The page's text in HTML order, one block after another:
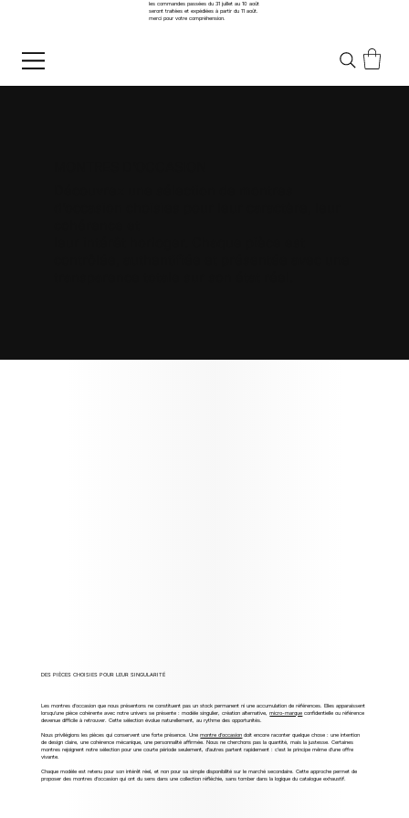
les commandes passées du 31 juillet au 10 août
seront traitées et expédiées à partir du 11 août.
merci pour votre compréhension.
DES PIÈCES CHOISIES POUR LEUR SINGULARITÉ
Les montres d’occasion que nous présentons ne constituent pas un stock permanent ni une accumulation de références. Elles apparaissent
lorsqu’une pièce cohérente avec notre univers se présente : modèle singulier, création alternative,micro-marque confidentielle ou référence
devenue difficile à retrouver. Cette sélection évolue naturellement, au rythme des opportunités.
Nous privilégions les pièces qui conservent une forte présence. Unemontre d’occasion doit encore raconter quelque chose : une intention
de design claire, une cohérence mécanique, une personnalité affirmée. Nous ne cherchons pas la quantité, mais la justesse. Certaines
montres rejoignent notre sélection pour une courte période seulement, d’autres partent rapidement : c’est le principe même d’une offre
vivante.
Chaque modèle est retenu pour son intérêt réel, et non pour sa simple disponibilité sur le marché secondaire. Cette approche permet de
proposer des montres d’occasion qui ont du sens dans une collection réfléchie, sans tomber dans la logique du catalogue exhaustif.